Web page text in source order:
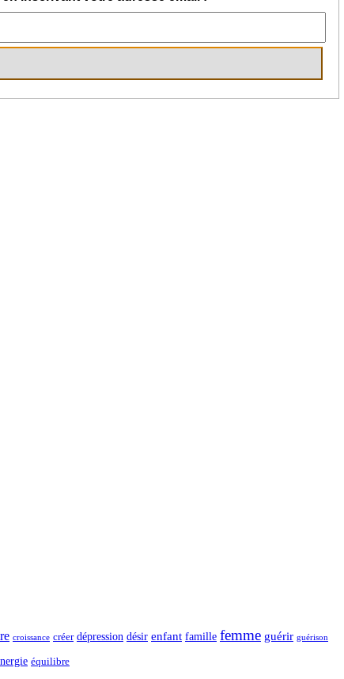
croissance créer dépression désir enfant famille femme guérir guérison
équilibre